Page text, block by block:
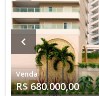
Venda
R$ 680.000,00